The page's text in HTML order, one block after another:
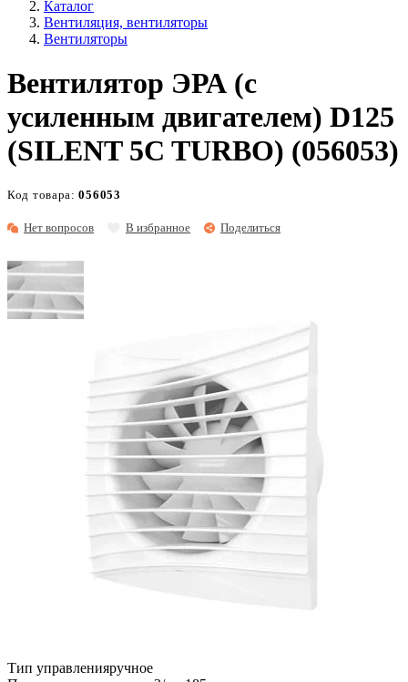
Каталог
Вентиляция, вентиляторы
Вентиляторы
Вентилятор ЭРА (с
усиленным двигателем) D125
(SILENT 5C TURBO) (056053)
Нет вопросов В избранное Поделиться
Код товара:056053
Тип управленияручное